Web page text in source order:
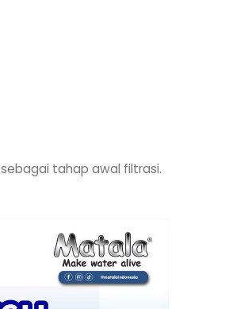
sebagai tahap awal filtrasi.